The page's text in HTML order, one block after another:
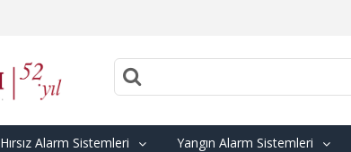
Hırsız Alarm Sistemleri Yangın Alarm Sistemleri